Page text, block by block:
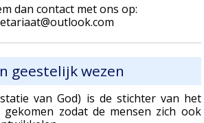
dan contact met ons op:
geestelijk wezen
van God) is de stichter van het
gekomen zodat de mensen zich ook